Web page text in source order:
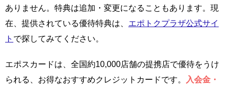
ありません。特典は追加・変更になることもあります。現
在、提供されている優待特典は、 エポトクプラザ公式サイ
ト で探してみてください。
エポスカードは、全国約10,000店舗の提携店で優待をうけ
られる、お得なおすすめクレジットカードです。
入会金・